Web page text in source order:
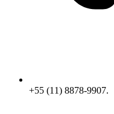
+55 (11) 8878-9907.